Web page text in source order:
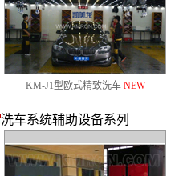
KM-J1型欧式精致洗车NEW
洗车系统辅助设备系列